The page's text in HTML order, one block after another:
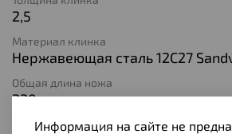
2,5
Материал клинка
Нержавеющая сталь 12C27
Общая длина ножа
220
Длина клинка
Информация на сайте не